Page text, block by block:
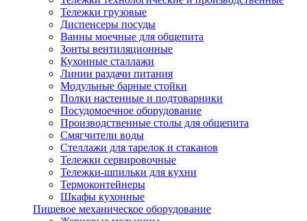
Тележки грузовые
Диспенсеры посуды
Ванны моечные для общепита
Зонты вентиляционные
Кухонные сталлажи
Линии раздачи питания
Модульные барные стойки
Полки настенные и подтоварники
Посудомоечное оборудование
Производственные столы для общепита
Смягчители воды
Стеллажи для тарелок и стаканов
Тележки сервировочные
Тележки-шпильки для кухни
Термоконтейнеры
Шкафы кухонные
Пищевое механическое оборудование